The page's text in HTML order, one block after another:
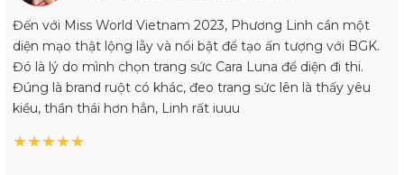
Đến với Miss World Vietnam 2023, Phương Linh cần một
diện mạo thật lộng lẫy và nổi bật để tạo ấn tượng với BGK.
Đó là lý do mình chọn trang sức Cara Luna để diện đi thi.
Đúng là brand ruột có khác, đeo trang sức lên là thấy yêu
kiều, thần thái hơn hẳn, Linh rất iuuu
★★★★★